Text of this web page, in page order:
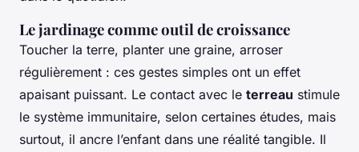
Le jardinage comme outil de croissance
Toucher la terre, planter une graine, arroser
régulièrement : ces gestes simples ont un effet
apaisant puissant. Le contact avec le terreau stimule
le système immunitaire, selon certaines études, mais
surtout, il ancre l’enfant dans une réalité tangible. Il